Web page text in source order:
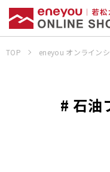
TOP eneyou オンライン
# 石油